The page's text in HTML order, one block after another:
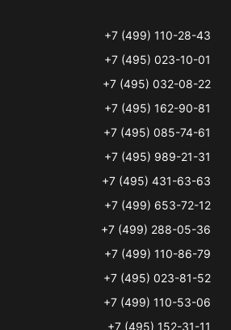
+7 (499) 110-28-43
+7 (495) 023-10-01
+7 (495) 032-08-22
+7 (495) 162-90-81
+7 (495) 085-74-61
+7 (495) 989-21-31
+7 (495) 431-63-63
+7 (499) 653-72-12
+7 (499) 288-05-36
+7 (499) 110-86-79
+7 (495) 023-81-52
+7 (499) 110-53-06
+7 (495) 152-31-11